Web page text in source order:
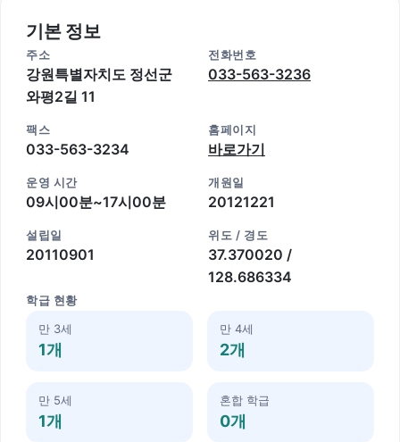
기본 정보
주소
강원특별자치도 정선군
와평2길 11
전화번호
033-563-3236
팩스
033-563-3234
홈페이지
바로가기
운영 시간
09시00분~17시00분
개원일
20121221
설립일
20110901
위도 / 경도
37.370020 /
128.686334
학급 현황
만 3세
1개
만 4세
2개
만 5세
1개
혼합 학급
0개